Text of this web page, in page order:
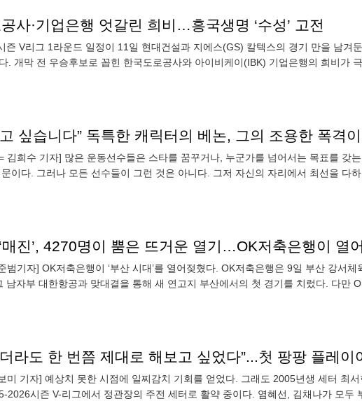
공사·기업은행 엇갈린 희비…흥국생명 ‘수성’ 고전
즌 V리그 1라운드 일정이 11일 현대건설과 지에스(GS) 칼텍스의 경기 만을 남겨
. 개막 전 우승후보로 꼽힌 한국도로공사와 아이비케이(IBK) 기업은행의 희비가 극
김희수 기자] 많은 운동선수들은 스타를 꿈꾸거나, 누군가를 넘어서는 목표를 갖
이다. 그러나 모든 선수들이 그런 것은 아니다. 그저 자신의 자리에서 최선을 다하
범기자] OK저축은행이 ‘부산 시대’를 열어젖혔다. OK저축은행은 9일 부산 강서체
남자부 대한항공과 맞대결을 통해 새 연고지 부산에서의 첫 경기를 치렀다. 다만
미 기자] 예상치 못한 시점에 일찌감치 기회를 얻었다. 그래도 2005년생 세터 최
2026시즌 V-리그에서 정관장의 주전 세터로 활약 중이다. 염혜선, 김채나가 모두